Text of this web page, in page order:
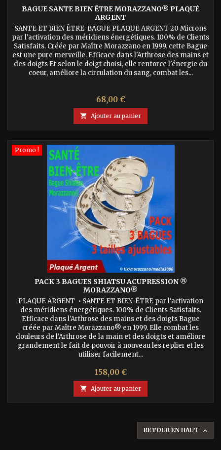
BAGUE SANTE BIEN ÊTRE MORAZZANO® PLAQUÉ
ARGENT
SANTE ET BIEN ÊTRE BAGUE PLAQUE ARGENT 20 Microns
par l'activation des méridiens énergétiques. 100% de Clients
Satisfaits. Créée par Maître Morazzano en 1999. cette Bague
est une pure merveille. Efficace dans l'Arthrose des mains et
des doigts Et selon le doigt choisi, elle renforce l'énergie du
coeur, améliore la circulation du sang, combat les...
Prix
68,00 €
 Ajouter au panier
Promo !
PACK 3 BAGUES SHIATSU ACUPRESSION ®
MORAZZANO®
PLAQUE ARGENT • SANTE ET BIEN-ÊTRE par l'activation
des méridiens énergétiques. 100% de Clients Satisfaits.
Efficace dans l'Arthrose des mains et des doigts Bague
créée par Maître Morazzano® en 1999. Elle combat les
douleurs de l'Arthrose de la main et des doigts et améliore
grandement le fait de pouvoir à nouveau les replier et les
utiliser facilement...
Prix
158,00 €
 Ajouter au panier
RETOUR EN HAUT 